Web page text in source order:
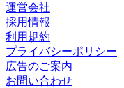
運営会社
採用情報
利用規約
プライバシーポリシー
広告のご案内
お問い合わせ